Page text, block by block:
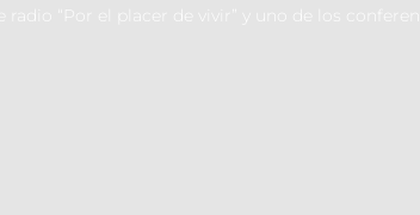
“Por el placer de vivir” y uno de los